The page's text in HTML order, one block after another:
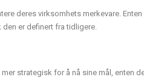
deres virksomhets merkevare.
er definert fra tidligere.
strategisk for å nå sine mål, enten